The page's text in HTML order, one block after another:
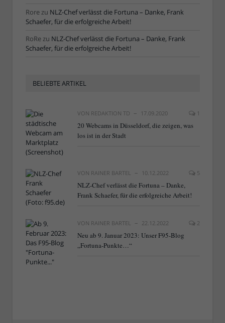
Rorezu NLZ-Chef verlässt die Fortuna – Danke, Frank
Schaefer, für die erfolgreiche Arbeit!
RoRezu NLZ-Chef verlässt die Fortuna – Danke, Frank
Schaefer, für die erfolgreiche Arbeit!
BELIEBTE ARTIKEL
VON REDAKTION TD 17.09.2020 1
20 Webcams in Düsseldorf, die zeigen, was
los ist in der Stadt
VON RAINER BARTEL 10.12.2022 5
NLZ-Chef verlässt die Fortuna – Danke,
Frank Schaefer, für die erfolgreiche Arbeit!
VON RAINER BARTEL 22.12.2022 2
Neu ab 9. Januar 2023: Unser F95-Blog
„Fortuna-Punkte…“